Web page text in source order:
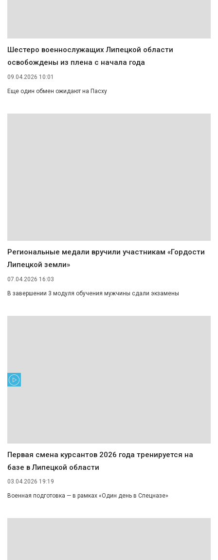
Шестеро военнослужащих Липецкой области
освобождены из плена с начала года
09.04.2026 10:01
Еще один обмен ожидают на Пасху
Региональные медали вручили участникам «Гордости
Липецкой земли»
07.04.2026 16:03
В завершении 3 модуля обучения мужчины сдали экзамены
Первая смена курсантов 2026 года тренируется на
базе в Липецкой области
03.04.2026 19:19
Военная подготовка — в рамках «Один день в Спецназе»